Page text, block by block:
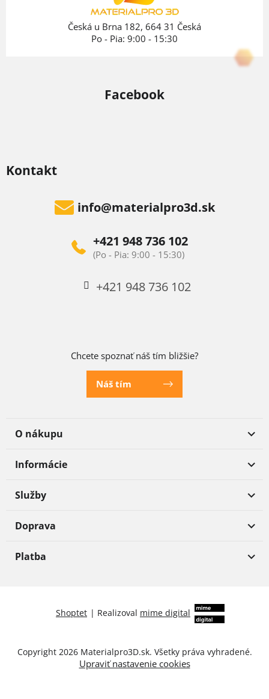
Kontakt
info@materialpro3d.sk
+421 948 736 102
+421 948 736 102
Chcete spoznať náš tím bližšie?
Náš tím
O nákupu
Informácie
Služby
Česká u Brna 182, 664 31 Česká
Po - Pia: 9:00 - 15:30
Facebook
Doprava
Platba
Shoptet | Realizoval mime digital
Copyright 2026 Materialpro3D.sk. Všetky práva vyhradené.
Upraviť nastavenie cookies